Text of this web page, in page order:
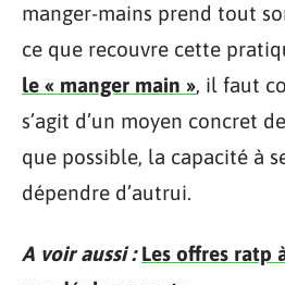
manger-mains prend tout
ce que recouvre cette
le « manger main », il faut
s’agit d’un moyen concret
que possible, la capacité à
dépendre d’autrui.
A voir aussi : Les offres ratp